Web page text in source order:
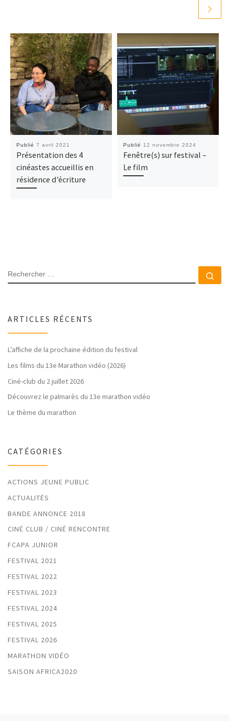
Publié 7 avril 2021
Présentation des 4
cinéastes accueillis en
résidence d’écriture
Publié 12 novembre 2024
Fenêtre(s) sur festival –
Le film
RECHERCHER
ARTICLES RÉCENTS
L’affiche de la prochaine édition du festival
Les films du 13e Marathon vidéo (2026)
Ciné-club du 2 juillet 2026
Découvrez le palmarès du 13e marathon vidéo
Le thème du marathon
CATÉGORIES
ACTIONS JEUNE PUBLIC
ACTUALITÉS
BANDE ANNONCE 2018
CINÉ CLUB / CINÉ RENCONTRE
FCAPA JUNIOR
FESTIVAL 2021
FESTIVAL 2022
FESTIVAL 2023
FESTIVAL 2024
FESTIVAL 2025
FESTIVAL 2026
MARATHON VIDÉO
SAISON AFRICA2020